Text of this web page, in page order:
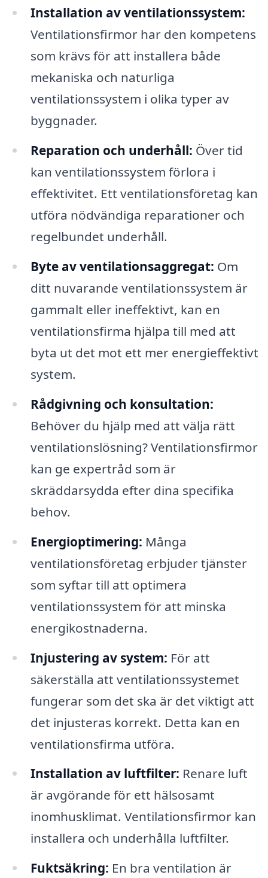
Installation av ventilationssystem:
Ventilationsfirmor har den kompetens
som krävs för att installera både
mekaniska och naturliga
ventilationssystem i olika typer av
byggnader.
Reparation och underhåll: Över tid
kan ventilationssystem förlora i
effektivitet. Ett ventilationsföretag kan
utföra nödvändiga reparationer och
regelbundet underhåll.
Byte av ventilationsaggregat: Om
ditt nuvarande ventilationssystem är
gammalt eller ineffektivt, kan en
ventilationsfirma hjälpa till med att
byta ut det mot ett mer energieffektivt
system.
Rådgivning och konsultation:
Behöver du hjälp med att välja rätt
ventilationslösning? Ventilationsfirmor
kan ge expertråd som är
skräddarsydda efter dina specifika
behov.
Energioptimering: Många
ventilationsföretag erbjuder tjänster
som syftar till att optimera
ventilationssystem för att minska
energikostnaderna.
Injustering av system: För att
säkerställa att ventilationssystemet
fungerar som det ska är det viktigt att
det injusteras korrekt. Detta kan en
ventilationsfirma utföra.
Installation av luftfilter: Renare luft
är avgörande för ett hälsosamt
inomhusklimat. Ventilationsfirmor kan
installera och underhålla luftfilter.
Fuktsäkring: En bra ventilation är